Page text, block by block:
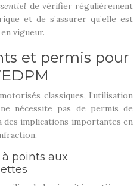
de vérifier régulièrement
et de s’assurer qu’elle est
vigueur.
et permis pour
classiques, l’utilisation
nécessite pas de permis de
implications importantes en
points aux